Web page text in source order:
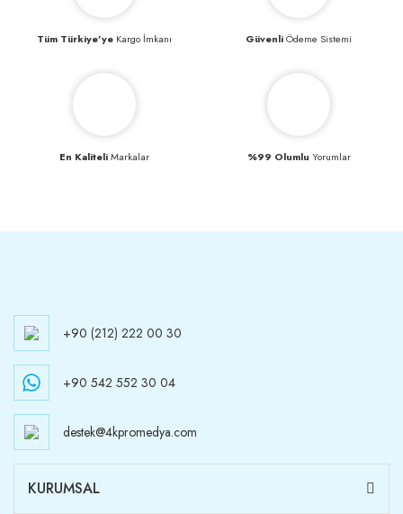
Tüm Türkiye’yeKargo İmkanı GüvenliÖdeme Sistemi
En KaliteliMarkalar %99 Olumlu Yorumlar
+90 (212) 222 00 30
+90 542 552 30 04
destek@4kpromedya.com
KURUMSAL